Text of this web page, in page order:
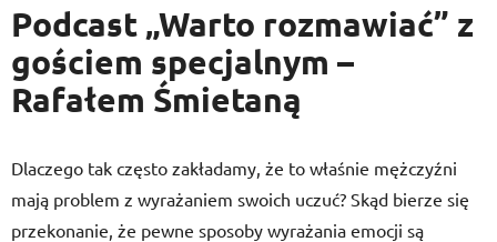
Podcast „Warto rozmawiać” z
gościem specjalnym –
Rafałem Śmietaną
Dlaczego tak często zakładamy, że to właśnie mężczyźni
mają problem z wyrażaniem swoich uczuć? Skąd bierze się
przekonanie, że pewne sposoby wyrażania emocji są